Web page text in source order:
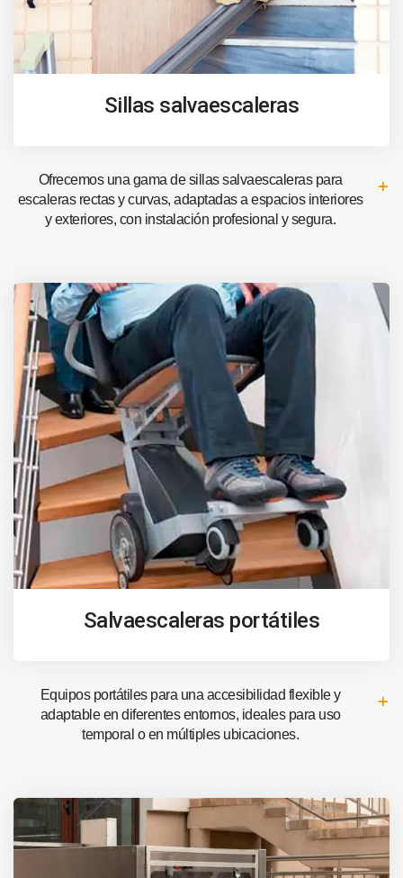
Sillas salvaescaleras
Ofrecemos una gama de sillas salvaescaleras para
escaleras rectas y curvas, adaptadas a espacios interiores
y exteriores, con instalación profesional y segura.
Salvaescaleras portátiles
Equipos portátiles para una accesibilidad flexible y
adaptable en diferentes entornos, ideales para uso
temporal o en múltiples ubicaciones.